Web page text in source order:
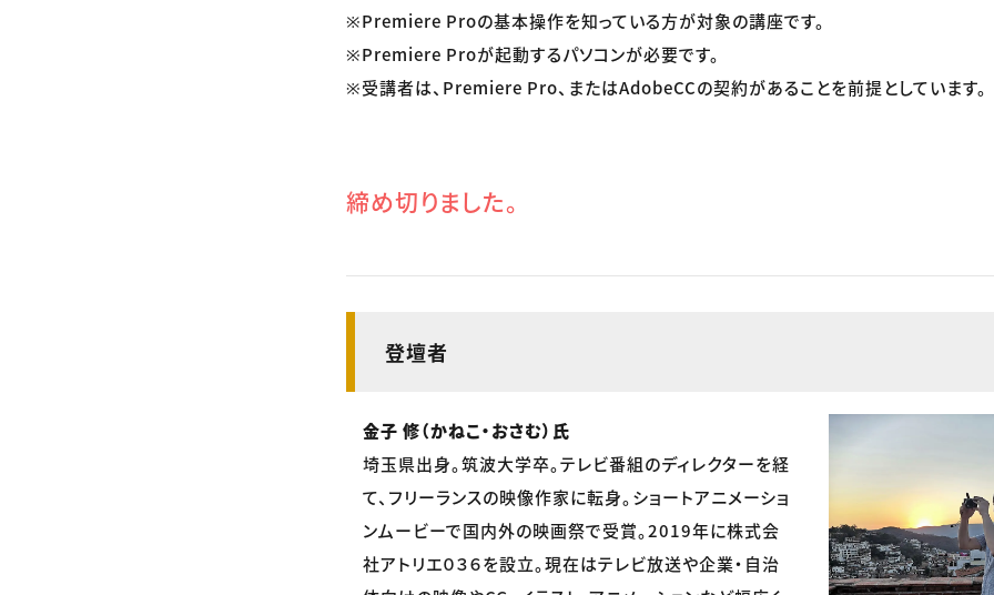
※Premiere Proの基本操作を知っている方が対象の講座です。
※Premiere Proが起動するパソコンが必要です。
※受講者は、Premiere Pro、またはAdobeCCの契約があることを前提としています。
締め切りました。
登壇者
金子 修（かねこ・おさむ）氏
埼玉県出身。筑波大学卒。テレビ番組のディレクターを経
て、フリーランスの映像作家に転身。ショートアニメーショ
ンムービーで国内外の映画祭で受賞。2019年に株式会
社アトリエ０３６を設立。現在はテレビ放送や企業・自治